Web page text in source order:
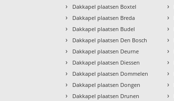
› Dakkapel plaatsen Boxtel
› Dakkapel plaatsen Breda
› Dakkapel plaatsen Budel
› Dakkapel plaatsen Den Bosch
› Dakkapel plaatsen Deurne
› Dakkapel plaatsen Diessen
› Dakkapel plaatsen Dommelen
› Dakkapel plaatsen Dongen
› Dakkapel plaatsen Drunen
›
›
›
›
›
›
›
›
›